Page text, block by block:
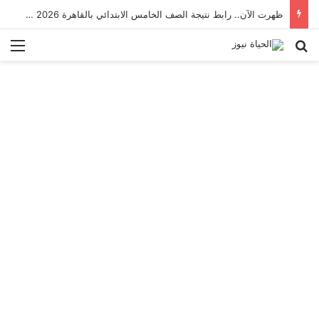
ظهرت الآن.. رابط نتيجة الصف الخامس الابتدائي بالقاهرة 2026 بالرقم القومي
بحث عن